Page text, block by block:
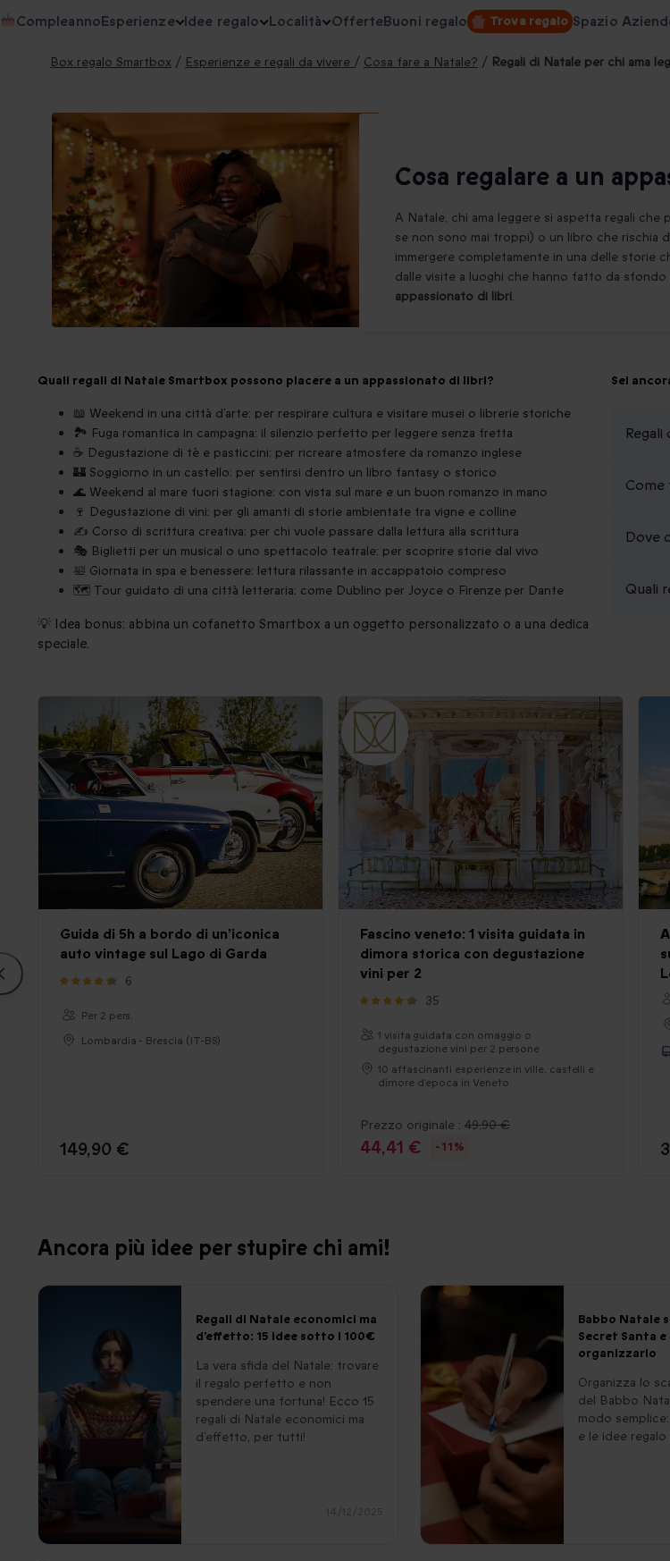
CompleannoEsperienze Idee regalo Località OfferteBuoni regalo Trova regalo Spazio
Box regalo Smartbox / Esperienze e regali da vivere / Cosa fare a Natale? / Regali di Natale per chi ama
Cosa regalare a un
A Natale, chi ama leggere si aspetta regali
se non sono mai troppi) o un libro che rischia
immergere completamente in una delle storie
dalle visite a luoghi che hanno fatto da
appassionato di libri.
Quali regali di Natale Smartbox possono piacere a un appassionato di libri?
📖 Weekend in una città d’arte: per respirare cultura e visitare musei o librerie storiche
🏞 Fuga romantica in campagna: il silenzio perfetto per leggere senza fretta
☕ Degustazione di tè e pasticcini: per ricreare atmosfere da romanzo inglese
🏰 Soggiorno in un castello: per sentirsi dentro un libro fantasy o storico
🌊 Weekend al mare fuori stagione: con vista sul mare e un buon romanzo in mano
🍷 Degustazione di vini: per gli amanti di storie ambientate tra vigne e colline
✍ Corso di scrittura creativa: per chi vuole passare dalla lettura alla scrittura
🎭 Biglietti per un musical o uno spettacolo teatrale: per scoprire storie dal vivo
🛀 Giornata in spa e benessere: lettura rilassante in accappatoio compreso
🗺 Tour guidato di una città letteraria: come Dublino per Joyce o Firenze per Dante
💡 Idea bonus: abbina un cofanetto Smartbox a un oggetto personalizzato o a una dedica
speciale.
Sei
Come
Dove
Quali
Guida di 5h a bordo di un’iconica
auto vintage sul Lago di Garda
6
Per 2 pers.
Lombardia - Brescia (IT-BS)
149,90 €
Fascino veneto: 1 visita guidata in
dimora storica con degustazione
vini per 2
35
1 visita guidata con omaggio o
degustazione vini per 2 persone
10 affascinanti esperienze in ville, castelli e
dimore d’epoca in Veneto
Prezzo originale : 49,90 €
44,41 € -11%
Ancora più idee per stupire chi ami!
Regali di Natale economici ma
d’effetto: 15 idee sotto i 100€
La vera sfida del Natale: trovare
il regalo perfetto e non
spendere una fortuna! Ecco 15
regali di Natale economici ma
d’effetto, per tutti!
14/12/2025
Babbo Natale
Secret Santa e
organizzarlo
Organizza lo
del Babbo
modo
e le idee regalo